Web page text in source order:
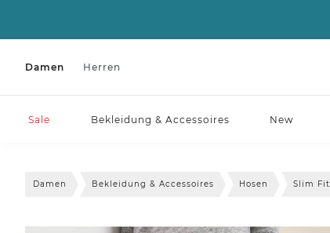
Damen Herren
Sale Bekleidung & Accessoires New
Damen Bekleidung & Accessoires Hosen Slim Fit